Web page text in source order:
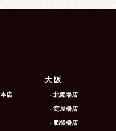
店
大 阪
- 北船場店
- 淀屋橋店
- 肥後橋店